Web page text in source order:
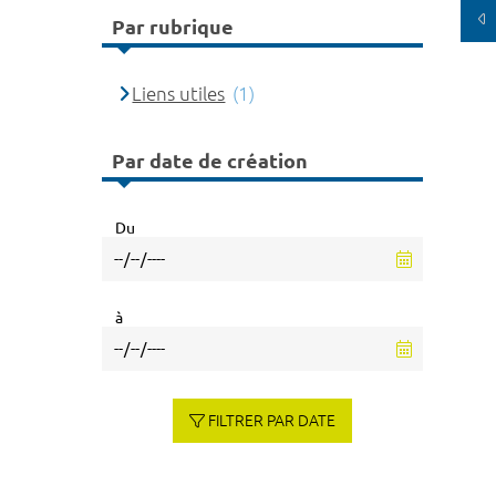
Par rubrique
Liens utiles (1)
Par date de création
Du
à
FILTRER PAR DATE